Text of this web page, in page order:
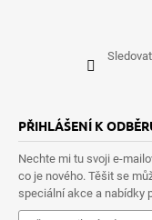
PŘIHLÁŠENÍ K
Nechte mi tu svoji e-
co je nového. Těšit se
speciální akce a nabídky